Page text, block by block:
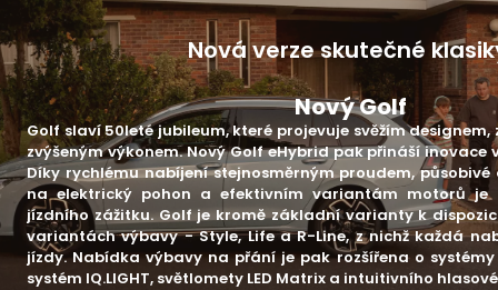
Nová verze skutečné
Nový Golf
Golf slaví 50leté jubileum, které projevuje svěžím
zvýšeným výkonem. Nový Golf eHybrid pak přináší inovace
Díky rychlému nabíjení stejnosměrným proudem,
na elektrický pohon a efektivním variantám motorů je
jízdního zážitku. Golf je kromě základní varianty k
variantách výbavy - Style, Life a R-Line, z nichž každá
jízdy. Nabídka výbavy na přání je pak rozšířena o systémy
systém IQ.LIGHT, světlomety LED Matrix a intuitivního